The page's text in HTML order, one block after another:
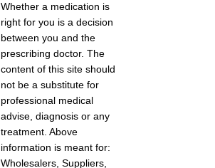
Whether a medication is
right for you is a decision
between you and the
prescribing doctor. The
content of this site should
not be a substitute for
professional medical
advise, diagnosis or any
treatment. Above
information is meant for:
Wholesalers, Suppliers,